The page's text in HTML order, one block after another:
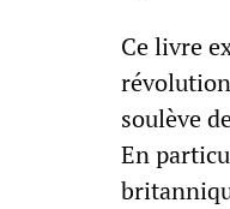
Ce livre
soulève
En